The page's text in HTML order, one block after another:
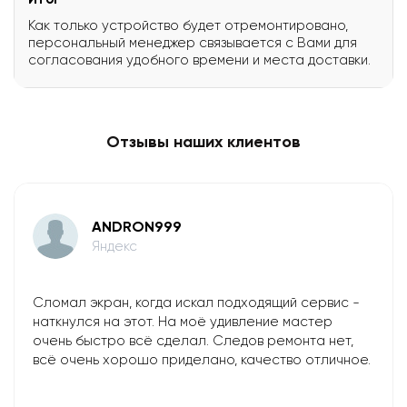
Как только устройство будет отремонтировано,
персональный менеджер связывается с Вами для
согласования удобного времени и места доставки.
Отзывы наших клиентов
ANDRON999
Яндекс
Сломал экран, когда искал подходящий сервис -
наткнулся на этот. На моё удивление мастер
очень быстро всё сделал. Следов ремонта нет,
всё очень хорошо приделано, качество отличное.